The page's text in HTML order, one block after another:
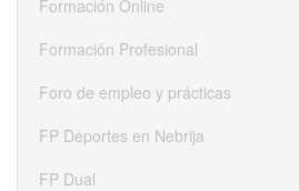
Formación Online
Formación Profesional
Foro de empleo y prácticas
FP Deportes en Nebrija
FP Dual